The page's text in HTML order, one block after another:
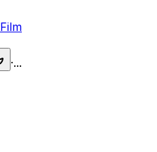
Film
·...